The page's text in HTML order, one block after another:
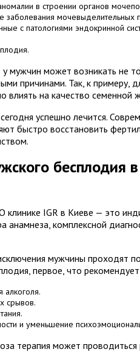
в строении органов
заболевания мочевыделительных
с патологиями эндокринной
мужчин может возникать не
причинами. Так, к примеру,
влиять на качество семенной
успешно лечится.
быстро восстановить
бесплодия
клинике IGR в Киеве — это
анамнеза, комплексной
мужчины проходят
первое, что
алкоголя.
срывов.
и уменьшение
терапия может